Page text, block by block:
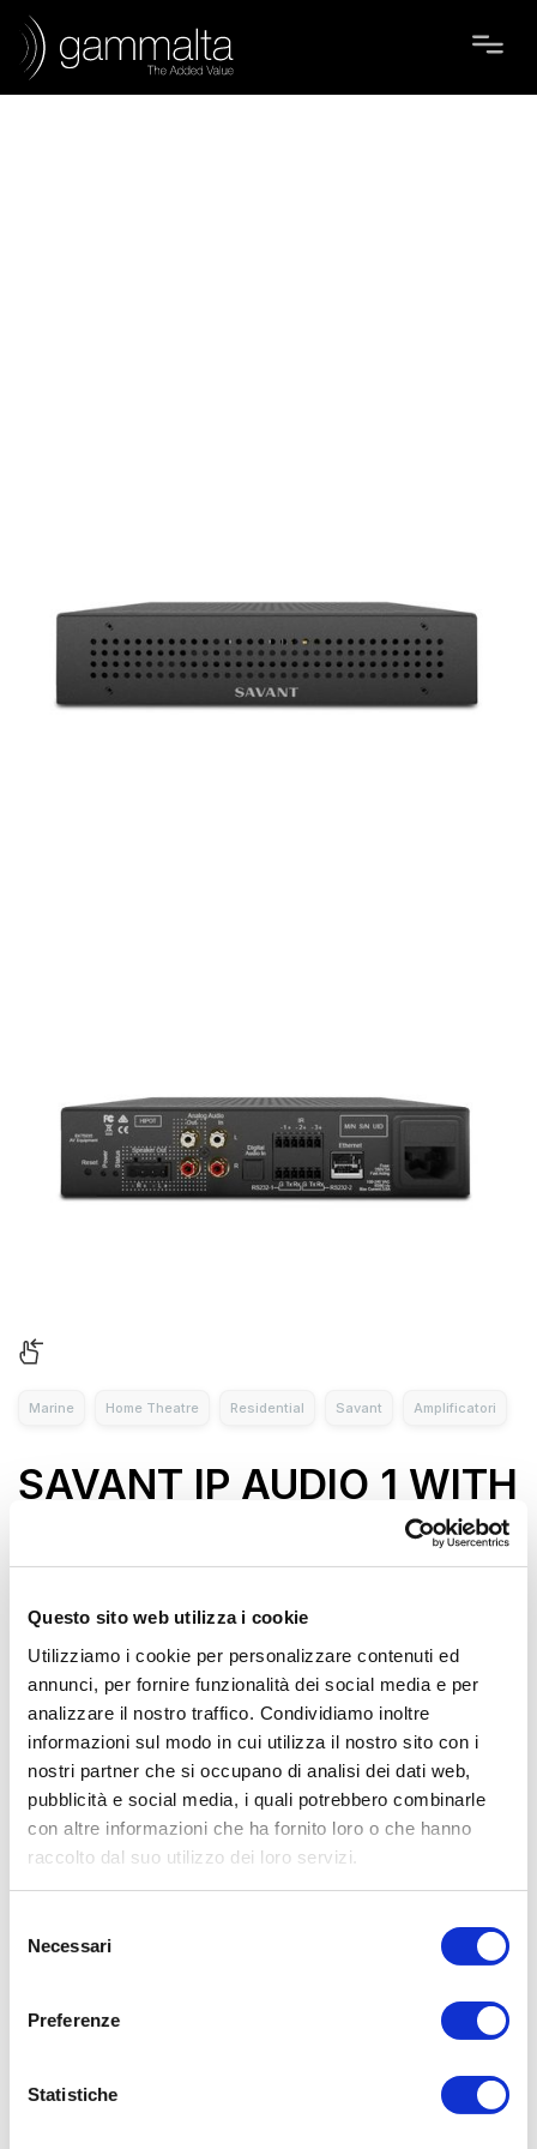
Questo sito web utilizza i cookie
Utilizziamo i cookie per personalizzare contenuti ed
annunci, per fornire funzionalità dei social media e per
analizzare il nostro traffico. Condividiamo inoltre
informazioni sul modo in cui utilizza il nostro sito con i
nostri partner che si occupano di analisi dei dati web,
pubblicità e social media, i quali potrebbero combinarle
con altre informazioni che ha fornito loro o che hanno
raccolto dal suo utilizzo dei loro servizi.
delNecessari
Preferenze
Statistiche
Marine Home Theatre Residential Savant Amplificatori
SAVANT IP AUDIO 1 WITH
INTEGRATED HOST AND
SAVANT MUSIC 2.0
audio di alta qualità a qualsiasi progetto Savant IP Audio.
IP Audio 1 ha capacità DSP migliorate con profili dei diffusori
incorporati per i diffusori Savant e Artison, elevando
l'esperienza di ascolto.
SCARICA LA SCHEDA TECNICA
CARATTERISTICHE TECNICHE
• Has Host capabilities
125 watts per channel and 1 zone of pre-amp output (RCA)